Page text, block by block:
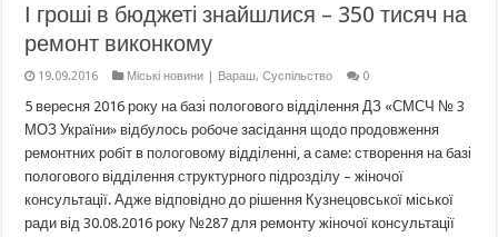
І гроші в бюджеті знайшлися – 350 тисяч на
ремонт виконкому
19.09.2016 Міські новини | Вараш,Суспільство 0
5 вересня 2016 року на базі пологового відділення ДЗ «СМСЧ № 3
МОЗ України» відбулось робоче засідання щодо продовження
ремонтних робіт в пологовому відділенні, а саме: створення на базі
пологового відділення структурного підрозділу – жіночої
консультації. Адже відповідно до рішення Кузнецовської міської
ради від 30.08.2016 року №287 для ремонту жіночої консультації